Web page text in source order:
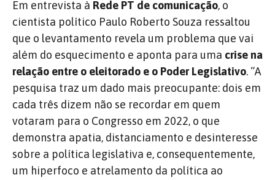
Em entrevista à Rede PT de comunicação, o
cientista político Paulo Roberto Souza ressaltou
que o levantamento revela um problema que vai
além do esquecimento e aponta para uma crise na
relação entre o eleitorado e o Poder Legislativo. “A
pesquisa traz um dado mais preocupante: dois em
cada três dizem não se recordar em quem
votaram para o Congresso em 2022, o que
demonstra apatia, distanciamento e desinteresse
sobre a política legislativa e, consequentemente,
um hiperfoco e atrelamento da política ao